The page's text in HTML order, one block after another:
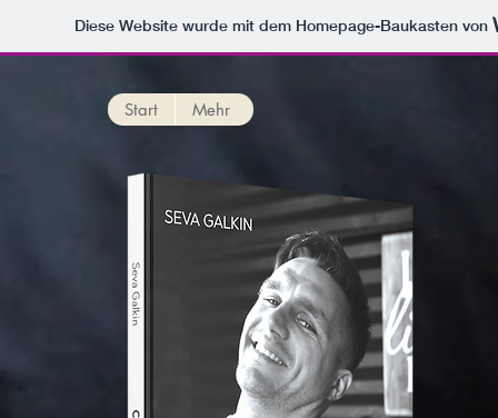
Diese Website wurde mit dem Homepage-Baukasten von
Start Mehr